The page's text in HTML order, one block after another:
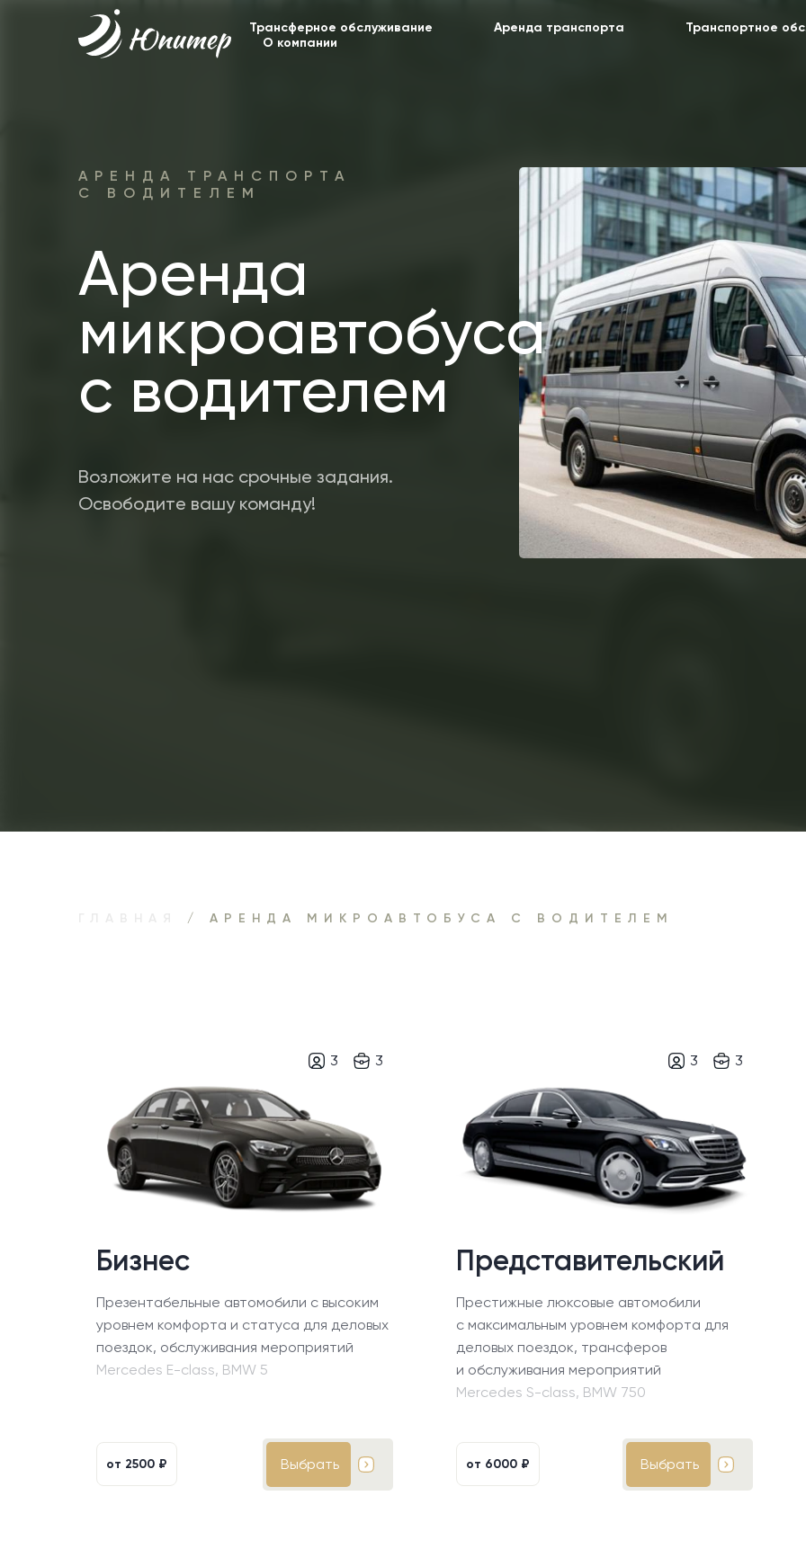
Трансферное обслуживание Аренда транспорта
Транспортное
О компании
АРЕНДА ТРАНСПОРТА
С ВОДИТЕЛЕМ
Аренда
микроавтобуса
с водителем
Возложите на нас срочные задания.
Освободите вашу команду!
/ АРЕНДА МИКРОАВТОБУСА С ВОДИТЕЛЕМ
3 3
Бизнес
Презентабельные автомобили с высоким
уровнем комфорта и статуса для деловых
поездок, обслуживания мероприятий
Mercedes E-class, BMW 5
от 2500 ₽ Выбрать
3 3
Представительский
Престижные люксовые автомобили
с максимальным уровнем комфорта для
деловых поездок, трансферов
и обслуживания мероприятий
Mercedes S-class, BMW 750
от 6000 ₽ Выбрать